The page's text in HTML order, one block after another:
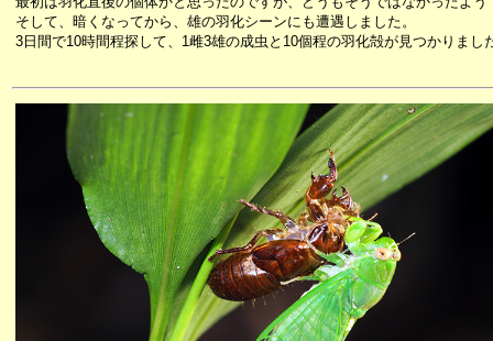
そして、暗くなってから、雄の羽化シーンにも遭遇しました。
3日間で10時間程探して、1雌3雄の成虫と10個程の羽化殻が見つかりまし